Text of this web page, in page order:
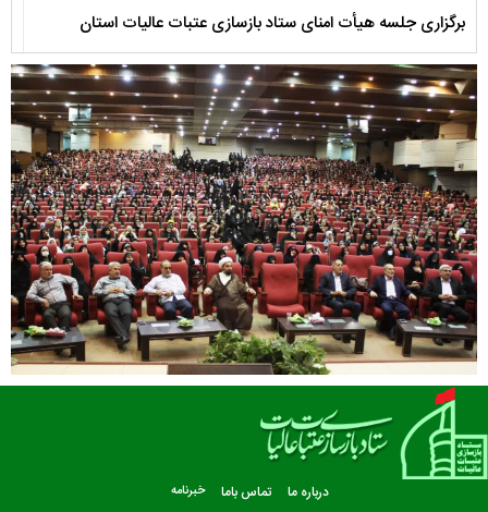
برگزاری جلسه هیأت امنای ستاد بازسازی عتبات عالیات استان
آذربایجان شرقی با حضور امام جمعه محبوب و استاندار محترم استان
درباره ما تماس باما خبرنامه